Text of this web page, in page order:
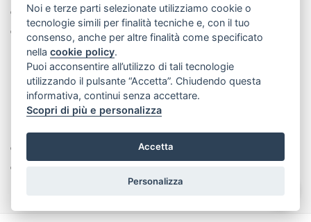
CUSCINI PER FUNERALE
GIRASOLI STABILIZZATI
PIANTE DI ORCHIDEE
FLOWERCUBE RETTANGOLARE
BOX FLOREALI DI ROSE STABILIZZATE
ROSE INCANTATE STABILIZZATE
Composizioni
Cesti
Noi e terze parti selezionate utilizziamo cookie o
tecnologie simili per finalità tecniche e, con il tuo
consenso, anche per altre finalità come specificato
nellacookie policy.
Puoi acconsentire all’utilizzo di tali tecnologie
utilizzando il pulsante “Accetta”. Chiudendo questa
informativa, continui senza accettare.
Scopri di più e personalizza
Accetta
Personalizza